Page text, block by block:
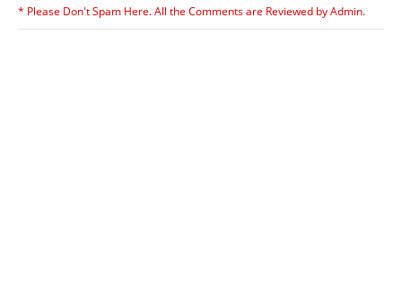
* Please Don't Spam Here. All the Comments are Reviewed by Admin.